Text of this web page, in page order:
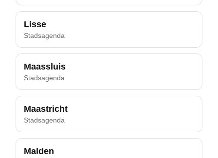
Lisse
Stadsagenda
Maassluis
Stadsagenda
Maastricht
Stadsagenda
Malden